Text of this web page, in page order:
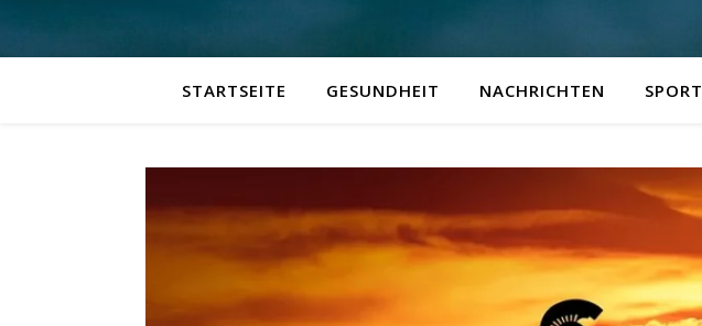
STARTSEITE GESUNDHEIT NACHRICHTEN SPORT